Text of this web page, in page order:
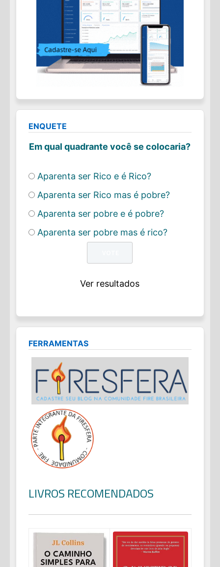
ENQUETE
Em qual quadrante você se colocaria?
Aparenta ser Rico e é Rico?
Aparenta ser Rico mas é pobre?
Aparenta ser pobre e é pobre?
Aparenta ser pobre mas é rico?
Ver resultados
FERRAMENTAS
LIVROS RECOMENDADOS